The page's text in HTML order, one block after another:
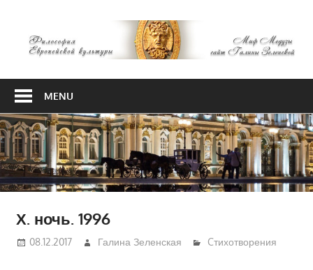
content
Европейской
MENU
Х. ночь. 1996
08.12.2017 Галина Зеленская Cтихотворения